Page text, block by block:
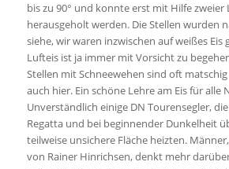
bis zu 90° und konnte erst mit Hilfe zweier
herausgeholt werden. Die Stellen wurden
siehe, wir waren inzwischen auf weißes Eis
Lufteis ist ja immer mit Vorsicht zu
Stellen mit Schneewehen sind oft
auch hier. Ein schöne Lehre am Eis für alle
Unverständlich einige DN Tourensegler,
Regatta und bei beginnender Dunkelheit
teilweise unsichere Fläche heizten.
von Rainer Hinrichsen, denkt mehr